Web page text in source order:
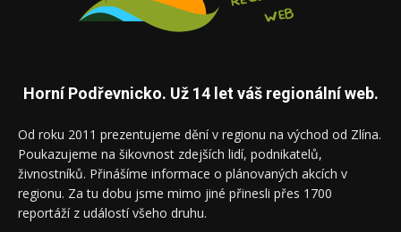
Horní Podřevnicko. Už 14 let váš regionální web.
Od roku 2011 prezentujeme dění v regionu na východ od Zlína.
Poukazujeme na šikovnost zdejších lidí, podnikatelů,
živnostníků. Přinášíme informace o plánovaných akcích v
regionu. Za tu dobu jsme mimo jiné přinesli přes 1700
reportáží z událostí všeho druhu.